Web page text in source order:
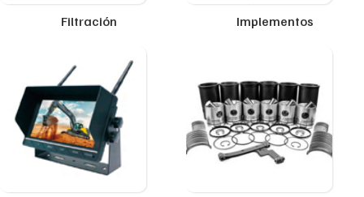
Filtración Implementos